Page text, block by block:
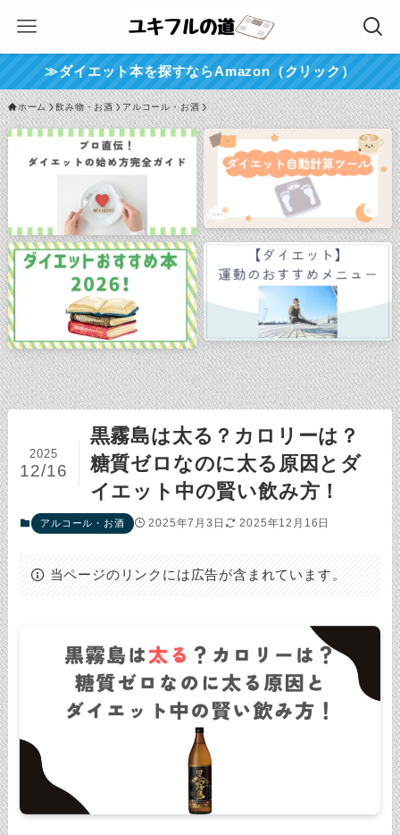
≫ダイエット本を探すならAmazon（クリック）
ホーム 飲み物・お酒 アルコール・お酒
黒霧島は太る？カロリーは？
糖質ゼロなのに太る原因とダ
イエット中の賢い飲み方！
2025
12/16
アルコール・お酒 2025年7月3日 2025年12月16日
当ページのリンクには広告が含まれています。